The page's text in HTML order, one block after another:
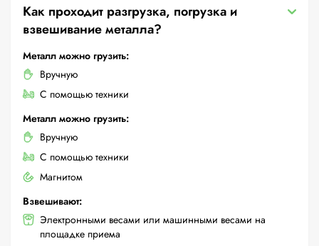
Как проходит разгрузка, погрузка и
взвешивание металла?
Металл можно грузить:
Вручную
С помощью техники
Металл можно грузить:
Вручную
С помощью техники
Магнитом
Взвешивают:
Электронными весами или машинными весами на
площадке приема